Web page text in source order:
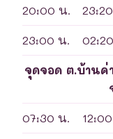
20:00 น. 23:20
23:00 น. 02:20
จุดจอด ต.บ้านค่
07:30 น. 12:00